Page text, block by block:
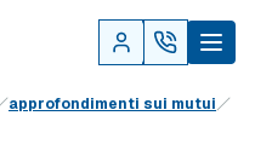
approfondimenti sui mutui